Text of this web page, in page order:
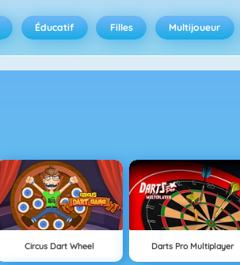
Éducatif Filles Multijoueur
Circus Dart Wheel Darts Pro Multiplayer